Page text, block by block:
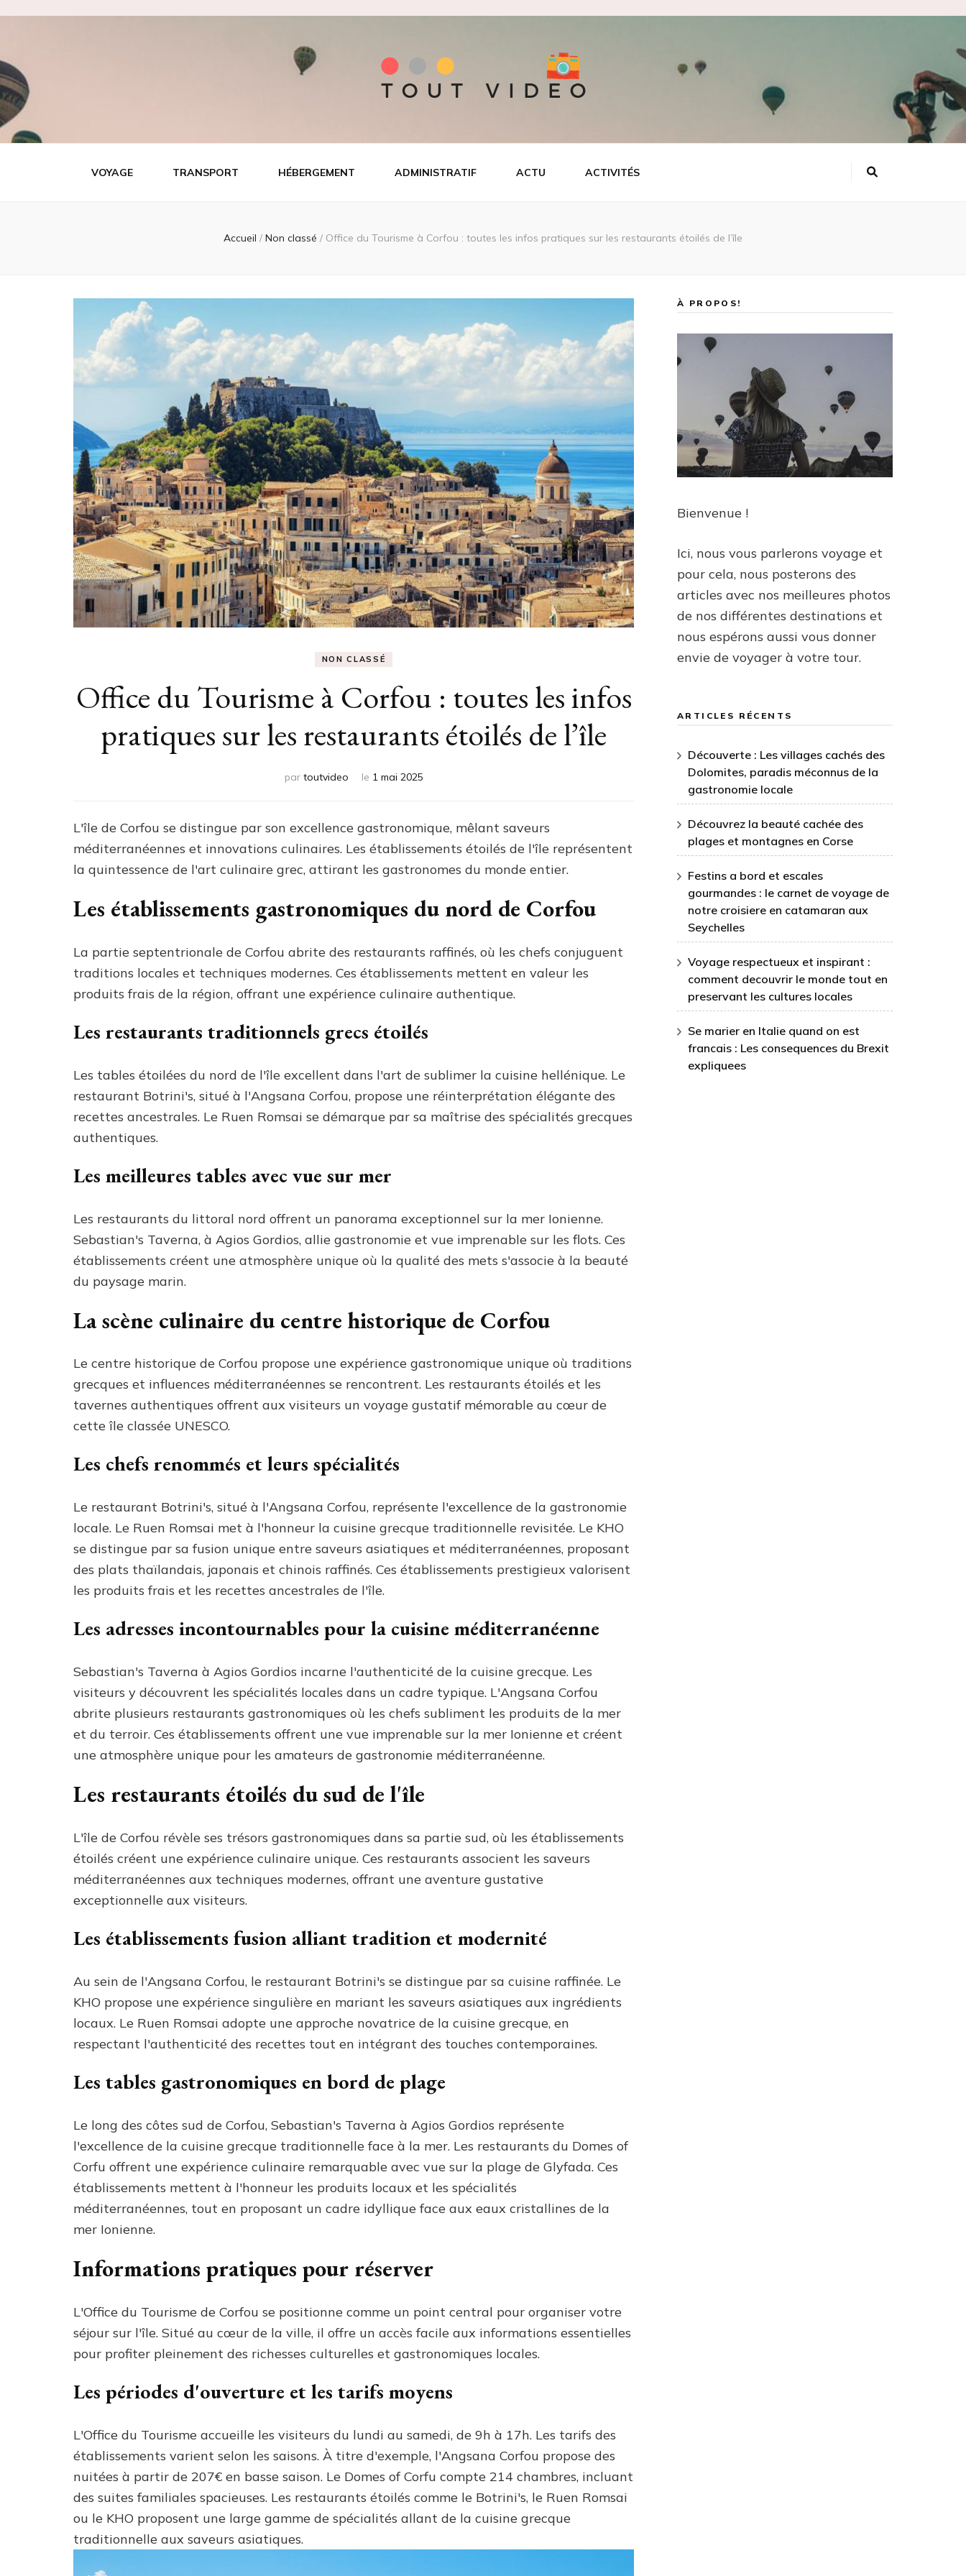
VOYAGE TRANSPORT HÉBERGEMENT ADMINISTRATIF ACTU ACTIVITÉS
Accueil / Non classé / Office du Tourisme à Corfou : toutes les infos pratiques sur les restaurants étoilés de l’île
NON CLASSÉ
Office du Tourisme à Corfou : toutes les infos
pratiques sur les restaurants étoilés de l’île
par toutvideo le 1 mai 2025
L'île de Corfou se distingue par son excellence gastronomique, mêlant saveurs
méditerranéennes et innovations culinaires. Les établissements étoilés de l'île représentent
la quintessence de l'art culinaire grec, attirant les gastronomes du monde entier.
Les établissements gastronomiques du nord de Corfou
La partie septentrionale de Corfou abrite des restaurants raffinés, où les chefs conjuguent
traditions locales et techniques modernes. Ces établissements mettent en valeur les
produits frais de la région, offrant une expérience culinaire authentique.
Les restaurants traditionnels grecs étoilés
Les tables étoilées du nord de l'île excellent dans l'art de sublimer la cuisine hellénique. Le
restaurant Botrini's, situé à l'Angsana Corfou, propose une réinterprétation élégante des
recettes ancestrales. Le Ruen Romsai se démarque par sa maîtrise des spécialités grecques
authentiques.
Les meilleures tables avec vue sur mer
Les restaurants du littoral nord offrent un panorama exceptionnel sur la mer Ionienne.
Sebastian's Taverna, à Agios Gordios, allie gastronomie et vue imprenable sur les flots. Ces
établissements créent une atmosphère unique où la qualité des mets s'associe à la beauté
du paysage marin.
La scène culinaire du centre historique de Corfou
Le centre historique de Corfou propose une expérience gastronomique unique où traditions
grecques et influences méditerranéennes se rencontrent. Les restaurants étoilés et les
tavernes authentiques offrent aux visiteurs un voyage gustatif mémorable au cœur de
cette île classée UNESCO.
Les chefs renommés et leurs spécialités
Le restaurant Botrini's, situé à l'Angsana Corfou, représente l'excellence de la gastronomie
locale. Le Ruen Romsai met à l'honneur la cuisine grecque traditionnelle revisitée. Le KHO
se distingue par sa fusion unique entre saveurs asiatiques et méditerranéennes, proposant
des plats thaïlandais, japonais et chinois raffinés. Ces établissements prestigieux valorisent
les produits frais et les recettes ancestrales de l'île.
Les adresses incontournables pour la cuisine méditerranéenne
Sebastian's Taverna à Agios Gordios incarne l'authenticité de la cuisine grecque. Les
visiteurs y découvrent les spécialités locales dans un cadre typique. L'Angsana Corfou
abrite plusieurs restaurants gastronomiques où les chefs subliment les produits de la mer
et du terroir. Ces établissements offrent une vue imprenable sur la mer Ionienne et créent
une atmosphère unique pour les amateurs de gastronomie méditerranéenne.
Les restaurants étoilés du sud de l'île
L'île de Corfou révèle ses trésors gastronomiques dans sa partie sud, où les établissements
étoilés créent une expérience culinaire unique. Ces restaurants associent les saveurs
méditerranéennes aux techniques modernes, offrant une aventure gustative
exceptionnelle aux visiteurs.
Les établissements fusion alliant tradition et modernité
Au sein de l'Angsana Corfou, le restaurant Botrini's se distingue par sa cuisine raffinée. Le
KHO propose une expérience singulière en mariant les saveurs asiatiques aux ingrédients
locaux. Le Ruen Romsai adopte une approche novatrice de la cuisine grecque, en
respectant l'authenticité des recettes tout en intégrant des touches contemporaines.
Les tables gastronomiques en bord de plage
Le long des côtes sud de Corfou, Sebastian's Taverna à Agios Gordios représente
l'excellence de la cuisine grecque traditionnelle face à la mer. Les restaurants du Domes of
Corfu offrent une expérience culinaire remarquable avec vue sur la plage de Glyfada. Ces
établissements mettent à l'honneur les produits locaux et les spécialités
méditerranéennes, tout en proposant un cadre idyllique face aux eaux cristallines de la
mer Ionienne.
Informations pratiques pour réserver
L'Office du Tourisme de Corfou se positionne comme un point central pour organiser votre
séjour sur l'île. Situé au cœur de la ville, il offre un accès facile aux informations essentielles
pour profiter pleinement des richesses culturelles et gastronomiques locales.
Les périodes d'ouverture et les tarifs moyens
L'Office du Tourisme accueille les visiteurs du lundi au samedi, de 9h à 17h. Les tarifs des
établissements varient selon les saisons. À titre d'exemple, l'Angsana Corfou propose des
nuitées à partir de 207€ en basse saison. Le Domes of Corfu compte 214 chambres, incluant
des suites familiales spacieuses. Les restaurants étoilés comme le Botrini's, le Ruen Romsai
ou le KHO proposent une large gamme de spécialités allant de la cuisine grecque
traditionnelle aux saveurs asiatiques.
À PROPOS!
Bienvenue !
Ici, nous vous parlerons voyage et
pour cela, nous posterons des
articles avec nos meilleures photos
de nos différentes destinations et
nous espérons aussi vous donner
envie de voyager à votre tour.
ARTICLES RÉCENTS
Découverte : Les villages cachés des
Dolomites, paradis méconnus de la
gastronomie locale
Découvrez la beauté cachée des
plages et montagnes en Corse
Festins a bord et escales
gourmandes : le carnet de voyage de
notre croisiere en catamaran aux
Seychelles
Voyage respectueux et inspirant :
comment decouvrir le monde tout en
preservant les cultures locales
Se marier en Italie quand on est
francais : Les consequences du Brexit
expliquees